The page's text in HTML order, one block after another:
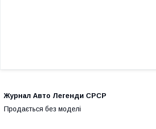
Журнал Авто Легенди СРСР
Продається без моделі